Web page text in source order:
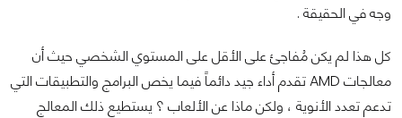
وجه في الحقيقة .
كل هذا لم يكن مُفاجئ على الأقل على المستوي الشخصي حيث أن
معالجات AMD تقدم أداء جيد دائماً فيما يخص البرامج والتطبيقات التي
تدعم تعدد الأنوية ، ولكن ماذا عن الألعاب ؟ يستطيع ذلك المعالج